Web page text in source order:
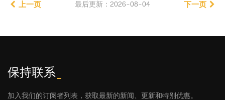
最后更新：2026-08-04
上一页 下一页
保持联系
加入我们的订阅者列表，获取最新的新闻、更新和特别优惠。